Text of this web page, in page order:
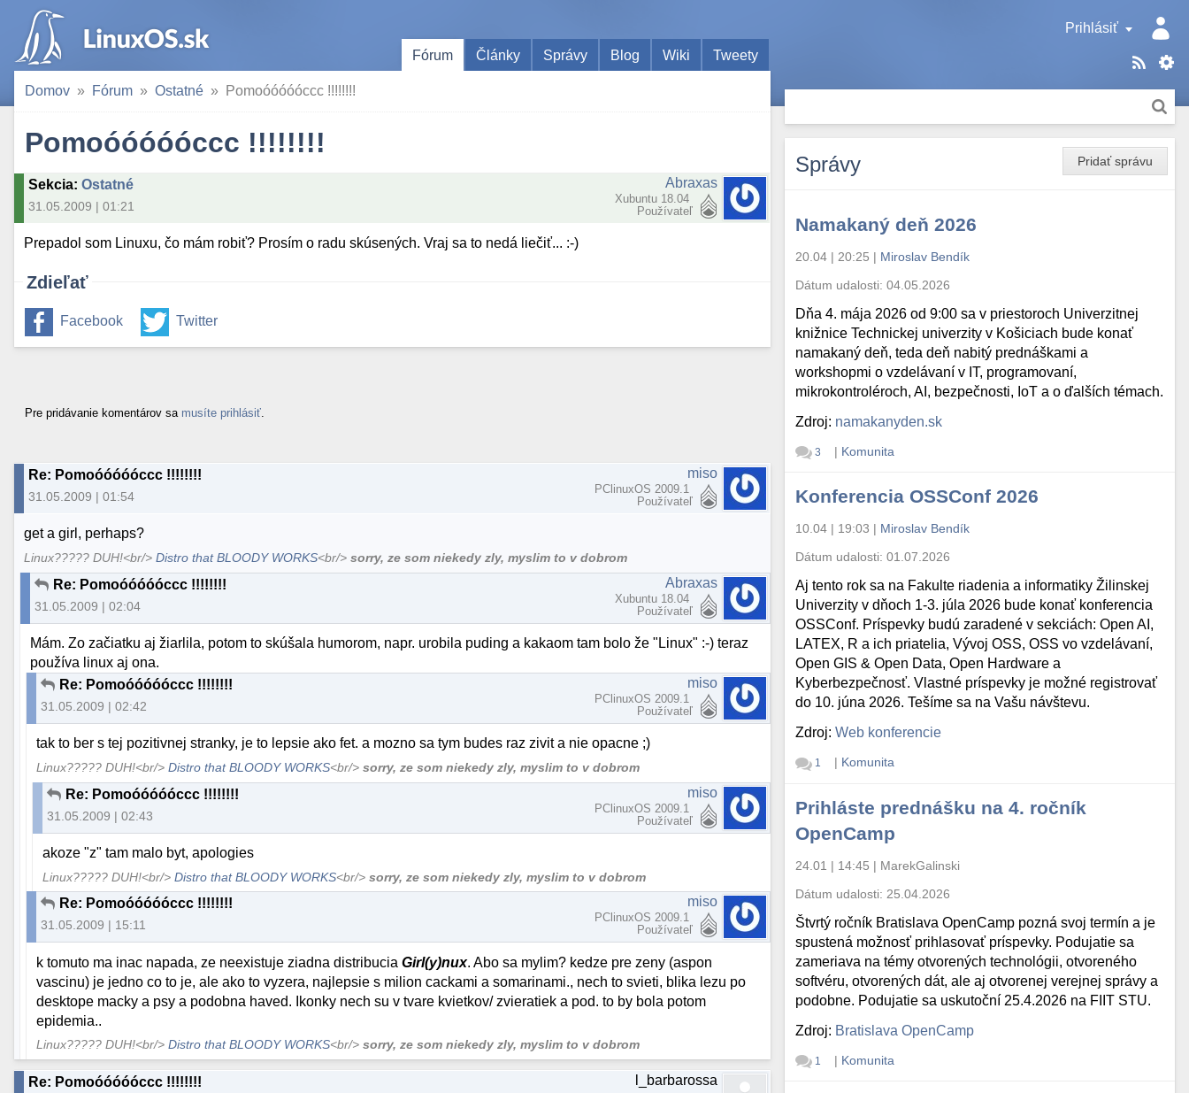
Prihlásiť
Fórum
Články Správy Blog Wiki Tweety
Domov Fórum Ostatné Pomoóóóóóccc !!!!!!!!
Pomoóóóóóccc !!!!!!!!
Sekcia: Ostatné
31.05.2009 | 01:21
Abraxas
Xubuntu 18.04
Používateľ
Prepadol som Linuxu, čo mám robiť? Prosím o radu skúsených. Vraj sa to nedá liečiť... :-)
Zdieľať
Facebook Twitter
Pre pridávanie komentárov sa musíte prihlásiť
Re: Pomoóóóóóccc !!!!!!!!
31.05.2009 | 01:54
miso
PClinuxOS 2009.1
Používateľ
get a girl, perhaps?
Linux????? DUH!<br/>Distro that BLOODY WORKS<br/>sorry, ze som niekedy zly, myslim to v dobrom
Re: Pomoóóóóóccc !!!!!!!!
31.05.2009 | 02:04
Abraxas
Xubuntu 18.04
Používateľ
Mám. Zo začiatku aj žiarlila, potom to skúšala humorom, napr. urobila puding a kakaom tam bolo že "Linux" :-) teraz
používa linux aj ona.
Re: Pomoóóóóóccc !!!!!!!!
31.05.2009 | 02:42
miso
PClinuxOS 2009.1
Používateľ
tak to ber s tej pozitivnej stranky, je to lepsie ako fet. a mozno sa tym budes raz zivit a nie opacne ;)
Linux????? DUH!<br/>Distro that BLOODY WORKS<br/>sorry, ze som niekedy zly, myslim to v dobrom
Re: Pomoóóóóóccc !!!!!!!!
31.05.2009 | 02:43
miso
PClinuxOS 2009.1
Používateľ
akoze "z" tam malo byt, apologies
Linux????? DUH!<br/>Distro that BLOODY WORKS<br/>sorry, ze som niekedy zly, myslim to v dobrom
Re: Pomoóóóóóccc !!!!!!!!
31.05.2009 | 15:11
miso
PClinuxOS 2009.1
Používateľ
k tomuto ma inac napada, ze neexistuje ziadna distribuciaGirl(y)nux. Abo sa mylim? kedze pre zeny (aspon
vascinu) je jedno co to je, ale ako to vyzera, najlepsie s milion cackami a somarinami., nech to svieti, blika lezu po
desktope macky a psy a podobna haved. Ikonky nech su v tvare kvietkov/ zvieratiek a pod. to by bola potom
epidemia..
Linux????? DUH!<br/>Distro that BLOODY WORKS<br/>sorry, ze som niekedy zly, myslim to v dobrom
Re: Pomoóóóóóccc !!!!!!!! l_barbarossa
Pridať správu
Správy
Namakaný deň 2026
20.04 | 20:25 | Miroslav Bendík
Dátum udalosti:04.05.2026
Dňa 4. mája 2026 od 9:00 sa v priestoroch Univerzitnej
knižnice Technickej univerzity v Košiciach bude konať
namakaný deň, teda deň nabitý prednáškami a
workshopmi o vzdelávaní v IT, programovaní,
mikrokontroléroch, AI, bezpečnosti, IoT a o ďalších témach.
Zdroj: namakanyden.sk
3 | Komunita
Konferencia OSSConf 2026
10.04 | 19:03 | Miroslav Bendík
Dátum udalosti:01.07.2026
Aj tento rok sa na Fakulte riadenia a informatiky Žilinskej
Univerzity v dňoch 1-3. júla 2026 bude konať konferencia
OSSConf. Príspevky budú zaradené v sekciách: Open AI,
LATEX, R a ich priatelia, Vývoj OSS, OSS vo vzdelávaní,
Open GIS & Open Data, Open Hardware a
Kyberbezpečnosť. Vlastné príspevky je možné registrovať
do 10. júna 2026. Tešíme sa na Vašu návštevu.
Zdroj:Web konferencie
1 | Komunita
Prihláste prednášku na 4. ročník
OpenCamp
24.01 | 14:45 | MarekGalinski
Dátum udalosti: 25.04.2026
Štvrtý ročník Bratislava OpenCamp pozná svoj termín a je
spustená možnosť prihlasovať príspevky. Podujatie sa
zameriava na témy otvorených technológii, otvoreného
softvéru, otvorených dát, ale aj otvorenej verejnej správy a
podobne. Podujatie sa uskutoční 25.4.2026 na FIIT STU.
Zdroj: Bratislava OpenCamp
1 | Komunita